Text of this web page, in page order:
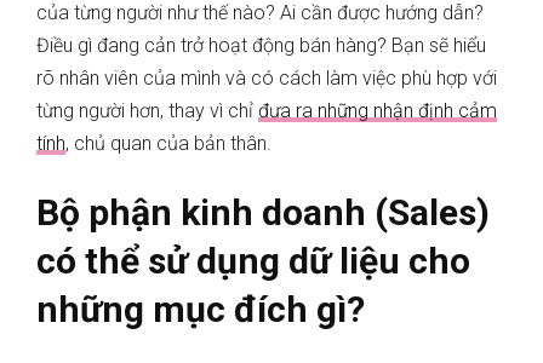
của từng người như thế nào? Ai cần được hướng dẫn?
Điều gì đang cản trở hoạt động bán hàng? Bạn sẽ hiểu
rõ nhân viên của mình và có cách làm việc phù hợp với
từng người hơn, thay vì chỉ đưa ra những nhận định cảm
tính, chủ quan của bản thân.
Bộ phận kinh doanh (Sales)
có thể sử dụng dữ liệu cho
những mục đích gì?